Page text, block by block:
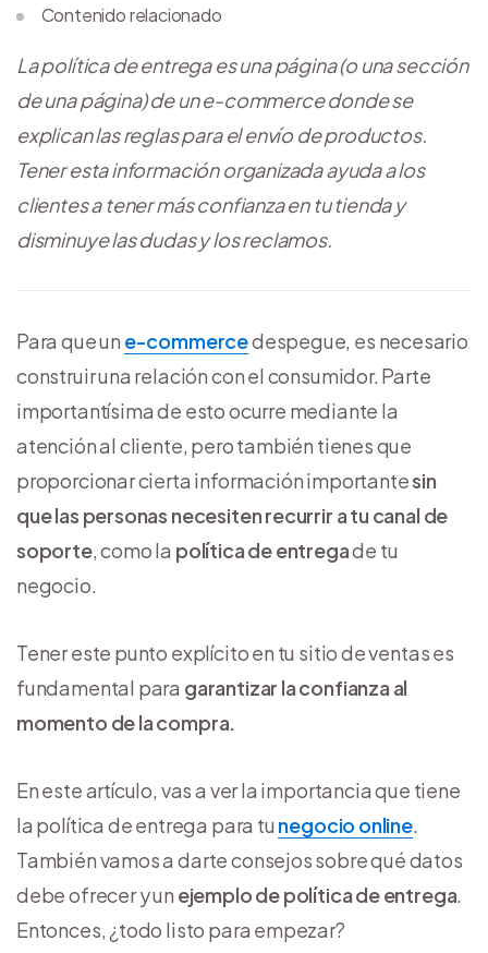
La política de entrega es una página (o una sección
de una página) de un e-commerce donde se
explican las reglas para el envío de productos.
Tener esta información organizada ayuda a los
clientes a tener más confianza en tu tienda y
disminuye las dudas y los reclamos.
Para que un e-commercedespegue, es necesario
construir una relación con el consumidor. Parte
importantísima de esto ocurre mediante la
atención al cliente, pero también tienes que
proporcionar cierta información importantesin
que las personas necesiten recurrir a tu canal de
soporte, como la política de entregade tu
negocio.
Tener este punto explícito en tu sitio de ventas es
fundamental para garantizar la confianza al
momento de la compra.
En este artículo, vas a ver la importancia que tiene
la política de entrega para tu negocio online.
También vamos a darte consejos sobre qué datos
debe ofrecer y un ejemplo de política de entrega.
Entonces, ¿todo listo para empezar?
Contenido relacionado